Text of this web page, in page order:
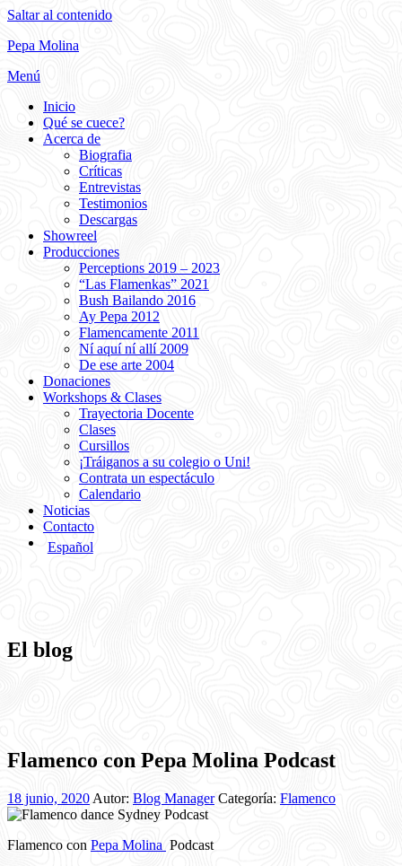
Saltar al contenido
Pepa Molina
Menú
Inicio
Qué se cuece?
Acerca de
Biografia
Críticas
Entrevistas
Testimonios
Descargas
Showreel
Producciones
Perceptions 2019 – 2023
“Las Flamenkas” 2021
Bush Bailando 2016
Ay Pepa 2012
Flamencamente 2011
Ní aquí ní allí 2009
De ese arte 2004
Donaciones
Workshops & Clases
Trayectoria Docente
Clases
Cursillos
¡Tráiganos a su colegio o Uni!
Contrata un espectáculo
Calendario
Noticias
Contacto
Español
El blog
Flamenco con Pepa Molina Podcast
18 junio, 2020 Autor: Blog Manager Categoría: Flamenco
Flamenco con Pepa Molina Podcast